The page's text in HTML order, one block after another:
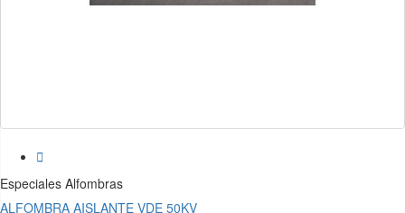

Especiales Alfombras
ALFOMBRA AISLANTE VDE 50KV